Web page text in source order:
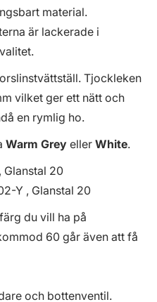
material.
är lackerade i
Tjockleken
vilket ger ett nätt och
en rymlig ho.
Warm Grey eller White.
Glanstal 20
Y , Glanstal 20
du vill ha på
60 går även att få
och bottenventil.